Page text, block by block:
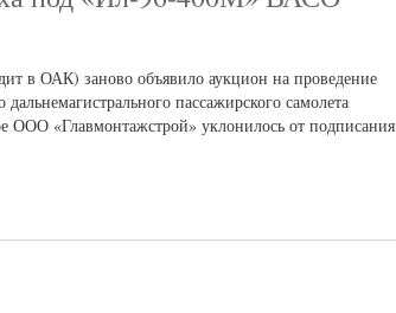
в ОАК) заново объявило аукцион на проведение
пассажирского самолета
ООО «Главмонтажстрой» уклонилось от подписания